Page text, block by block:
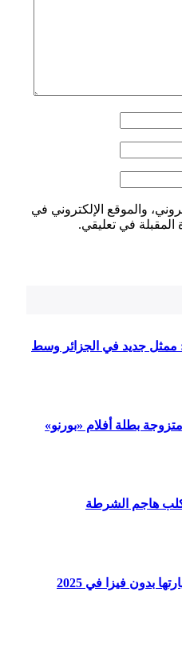
والموقع الإلكتروني في
في تعليقي.
: ممثل جديد في الجزائر وسط
بطلة أفلام «بورنو»
هاجم الشرطة
بدون فيزا في 2025